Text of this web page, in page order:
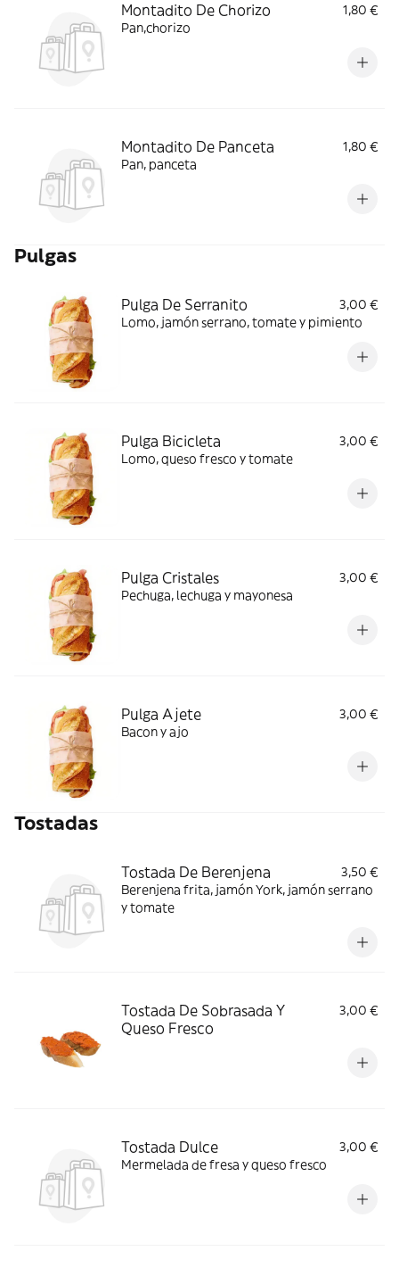
Montadito De Chorizo
1,80 €
Pan,chorizo
Montadito De Panceta
1,80 €
Pan, panceta
Pulgas
Pulga De Serranito
3,00 €
Lomo, jamón serrano, tomate y pimiento
Pulga Bicicleta
3,00 €
Lomo, queso fresco y tomate
Pulga Cristales
3,00 €
Pechuga, lechuga y mayonesa
Pulga Ajete
3,00 €
Bacon y ajo
Tostadas
Tostada De Berenjena
3,50 €
Berenjena frita, jamón York, jamón serrano
y tomate
Tostada De Sobrasada Y
Queso Fresco
3,00 €
Tostada Dulce
3,00 €
Mermelada de fresa y queso fresco